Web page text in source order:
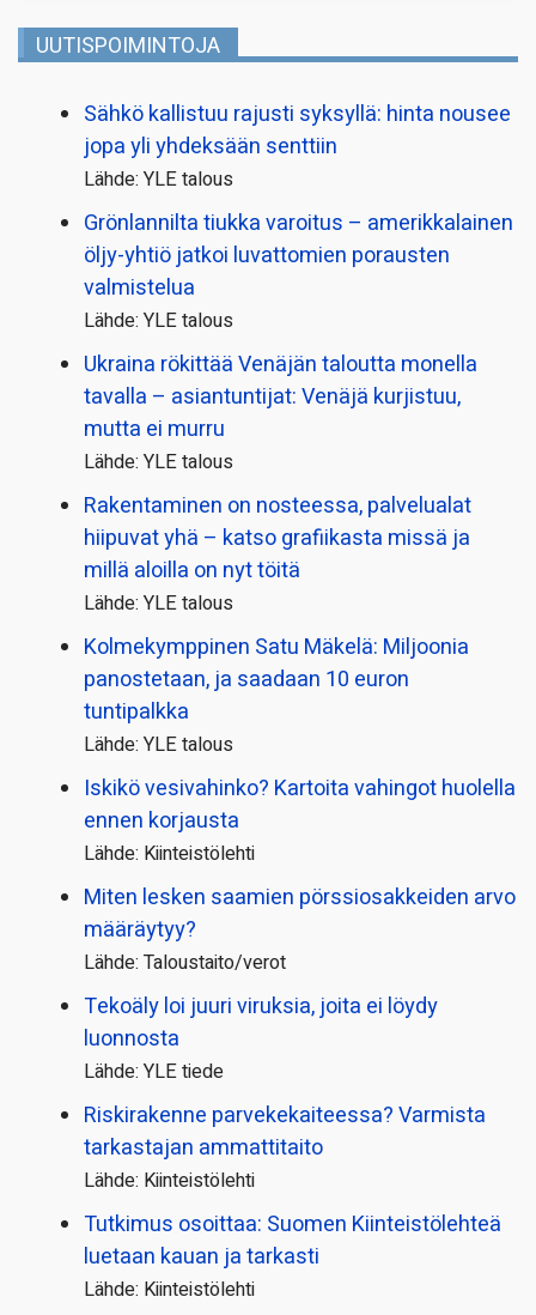
UUTISPOIMINTOJA
Sähkö kallistuu rajusti syksyllä: hinta nousee
jopa yli yhdeksään senttiin
Lähde: YLE talous
Grönlannilta tiukka varoitus – amerikkalainen
öljy-yhtiö jatkoi luvattomien porausten
valmistelua
Lähde: YLE talous
Ukraina rökittää Venäjän taloutta monella
tavalla – asiantuntijat: Venäjä kurjistuu,
mutta ei murru
Lähde: YLE talous
Rakentaminen on nosteessa, palvelualat
hiipuvat yhä – katso grafiikasta missä ja
millä aloilla on nyt töitä
Lähde: YLE talous
Kolmekymppinen Satu Mäkelä: Miljoonia
panostetaan, ja saadaan 10 euron
tuntipalkka
Lähde: YLE talous
Iskikö vesivahinko? Kartoita vahingot huolella
ennen korjausta
Lähde: Kiinteistölehti
Miten lesken saamien pörssi­osakkeiden arvo
määräytyy?
Lähde: Taloustaito/verot
Tekoäly loi juuri viruksia, joita ei löydy
luonnosta
Lähde: YLE tiede
Riskirakenne parvekekaiteessa? Varmista
tarkastajan ammattitaito
Lähde: Kiinteistölehti
Tutkimus osoittaa: Suomen Kiinteistölehteä
luetaan kauan ja tarkasti
Lähde: Kiinteistölehti